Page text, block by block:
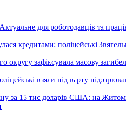
для роботодавців та
кредитами: поліцейські
округу зафіксувала масову
взяли під варту
за 15 тис доларів США: на